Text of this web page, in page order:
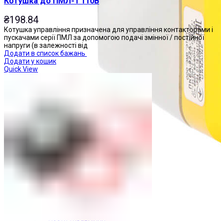
₴198.84
Котушка управління призначена для управління контакторами і
пускачами серії ПМЛ за допомогою подачі змінної / постійної
напруги (в залежності від
Додати в список бажань
Додати у кошик
Quick View